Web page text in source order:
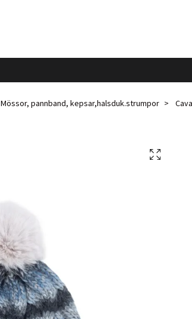
Mössor, pannband, kepsar,halsduk.strumpor